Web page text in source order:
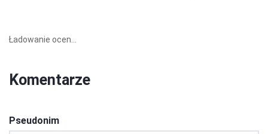
Ładowanie ocen...
Komentarze
Pseudonim